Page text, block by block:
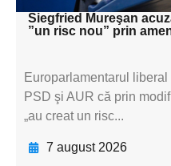
Siegfried Mureşan
”un risc nou” prin
Europarlamentarul
PSD şi AUR că prin
„au creat un risc...
7 august 2026